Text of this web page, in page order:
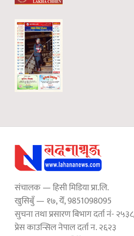
संचालक — हिसी मिडिया प्रा.लि.
खुसिबुँ — १७, येँ, 9851098095
सुचना तथा प्रसारण बिभाग दर्ता नं-
प्रेस काउन्सिल नेपाल दर्ता न. २६२३